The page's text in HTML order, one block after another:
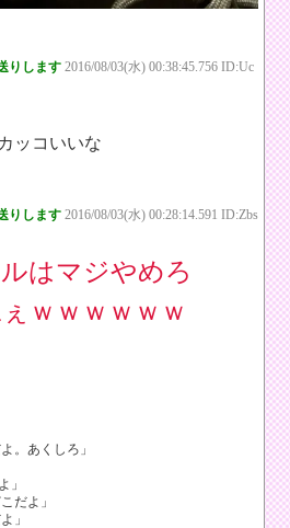
りします 2016/08/03(水) 00:38:45.756 ID:Uc
ッコいいな
りします 2016/08/03(水) 00:28:14.591 ID:Zbs
はマジやめろ
ｗｗｗｗｗｗ
。あくしろ」
」
だよ」
」